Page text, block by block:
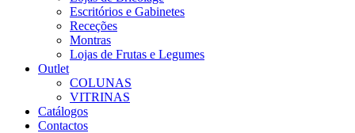
Escritórios e Gabinetes
Receções
Montras
Lojas de Frutas e Legumes
Outlet
COLUNAS
VITRINAS
Catálogos
Contactos